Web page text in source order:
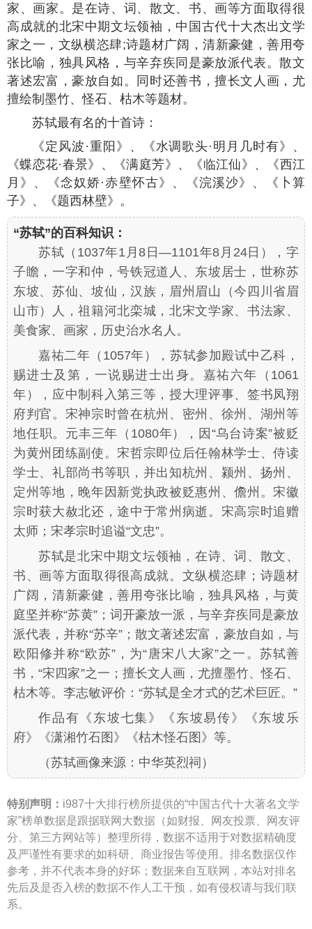
家、画家。是在诗、词、散文、书、画等方面取得很
高成就的北宋中期文坛领袖，中国古代十大杰出文学
家之一，文纵横恣肆;诗题材广阔，清新豪健，善用夸
张比喻，独具风格，与辛弃疾同是豪放派代表。散文
著述宏富，豪放自如。同时还善书，擅长文人画，尤
擅绘制墨竹、怪石、枯木等题材。
苏轼最有名的十首诗：
《定风波·重阳》、《水调歌头·明月几时有》、
《蝶恋花·春景》、《满庭芳》、《临江仙》、《西江
月》、《念奴娇·赤壁怀古》、《浣溪沙》、《卜算
子》、《题西林壁》。
“苏轼”的百科知识：
苏轼（1037年1月8日—1101年8月24日），字
子瞻，一字和仲，号铁冠道人、东坡居士，世称苏
东坡、苏仙、坡仙，汉族，眉州眉山（今四川省眉
山市）人，祖籍河北栾城，北宋文学家、书法家、
美食家、画家，历史治水名人。
嘉祐二年（1057年），苏轼参加殿试中乙科，
赐进士及第，一说赐进士出身。嘉祐六年（1061
年），应中制科入第三等，授大理评事、签书凤翔
府判官。宋神宗时曾在杭州、密州、徐州、湖州等
地任职。元丰三年（1080年），因“乌台诗案”被贬
为黄州团练副使。宋哲宗即位后任翰林学士、侍读
学士、礼部尚书等职，并出知杭州、颍州、扬州、
定州等地，晚年因新党执政被贬惠州、儋州。宋徽
宗时获大赦北还，途中于常州病逝。宋高宗时追赠
太师；宋孝宗时追谥“文忠”。
苏轼是北宋中期文坛领袖，在诗、词、散文、
书、画等方面取得很高成就。文纵横恣肆；诗题材
广阔，清新豪健，善用夸张比喻，独具风格，与黄
庭坚并称“苏黄”；词开豪放一派，与辛弃疾同是豪放
派代表，并称“苏辛”；散文著述宏富，豪放自如，与
欧阳修并称“欧苏”，为“唐宋八大家”之一。苏轼善
书，“宋四家”之一；擅长文人画，尤擅墨竹、怪石、
枯木等。李志敏评价：“苏轼是全才式的艺术巨匠。”
作品有《东坡七集》《东坡易传》《东坡乐
府》《潇湘竹石图》《枯木怪石图》等。
（苏轼画像来源：中华英烈祠）
特别声明： i987十大排行榜所提供的“中国古代十大著名文学
家”榜单数据是跟据联网大数据（如财报、网友投票、网友评
分、第三方网站等）整理所得，数据不适用于对数据精确度
及严谨性有要求的如科研、商业报告等使用。排名数据仅作
参考，并不代表本身的好坏；数据来自互联网，本站对排名
先后及是否入榜的数据不作人工干预，如有侵权请与我们联
系。